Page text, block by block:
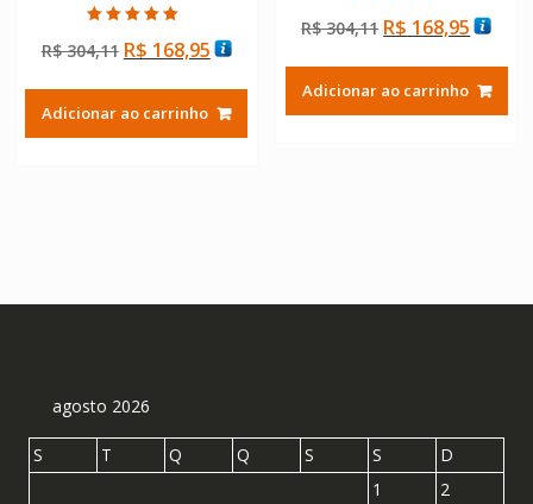
5.00
de 5
R$304,11 O
original
era:
R$ 168,95O
atual
é:
Adicionar ao carrinho
5.00
de 5
R$304,11 O
original
era:
R$ 168,95O
atual
é:
Adicionar ao carrinho
agosto 2026
S T Q Q S S
D
1
2